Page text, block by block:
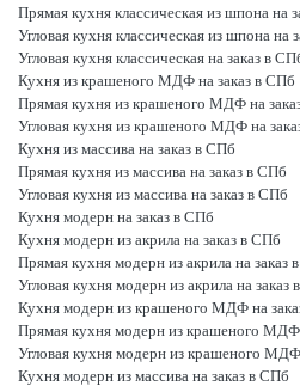
Прямая кухня классическая из шпона на
Угловая кухня классическая из шпона на
Угловая кухня классическая на заказ в
Кухня из крашеного МДФ на заказ в СПб
Прямая кухня из крашеного МДФ на
Угловая кухня из крашеного МДФ на
Кухня из массива на заказ в СПб
Прямая кухня из массива на заказ в СПб
Угловая кухня из массива на заказ в СПб
Кухня модерн на заказ в СПб
Кухня модерн из акрила на заказ в СПб
Прямая кухня модерн из акрила на заказ
Угловая кухня модерн из акрила на заказ
Кухня модерн из крашеного МДФ на
Прямая кухня модерн из крашеного МДФ
Угловая кухня модерн из крашеного
Кухня модерн из массива на заказ в СПб